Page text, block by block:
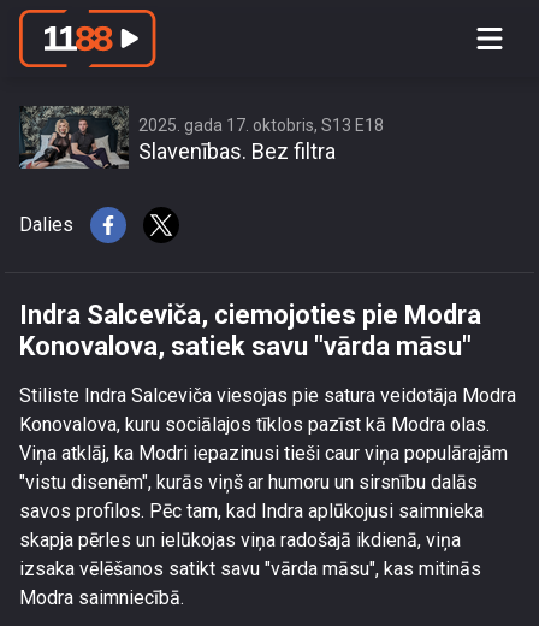
Indra Salceviča, ciemojoties pie Modra
2025. gada 17. oktobris, S13 E18
Slavenības. Bez filtra
Dalies
Indra Salceviča, ciemojoties pie Modra
Konovalova, satiek savu "vārda māsu"
Stiliste Indra Salceviča viesojas pie satura veidotāja Modra
Konovalova, kuru sociālajos tīklos pazīst kā Modra olas.
Viņa atklāj, ka Modri iepazinusi tieši caur viņa populārajām
"vistu disenēm", kurās viņš ar humoru un sirsnību dalās
savos profilos. Pēc tam, kad Indra aplūkojusi saimnieka
skapja pērles un ielūkojas viņa radošajā ikdienā, viņa
izsaka vēlēšanos satikt savu "vārda māsu", kas mitinās
Modra saimniecībā.